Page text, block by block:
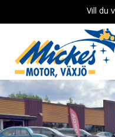
Vill du